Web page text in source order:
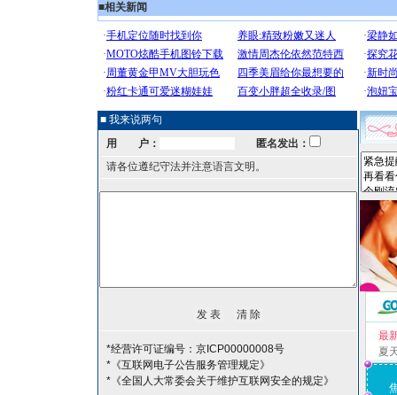
■相关新闻
■ 我来说两句
用 户：
匿名发出：
请各位遵纪守法并注意语言文明。
*经营许可证编号：京ICP00000008号
*《互联网电子公告服务管理规定》
*《全国人大常委会关于维护互联网安全的规定》
最
夏